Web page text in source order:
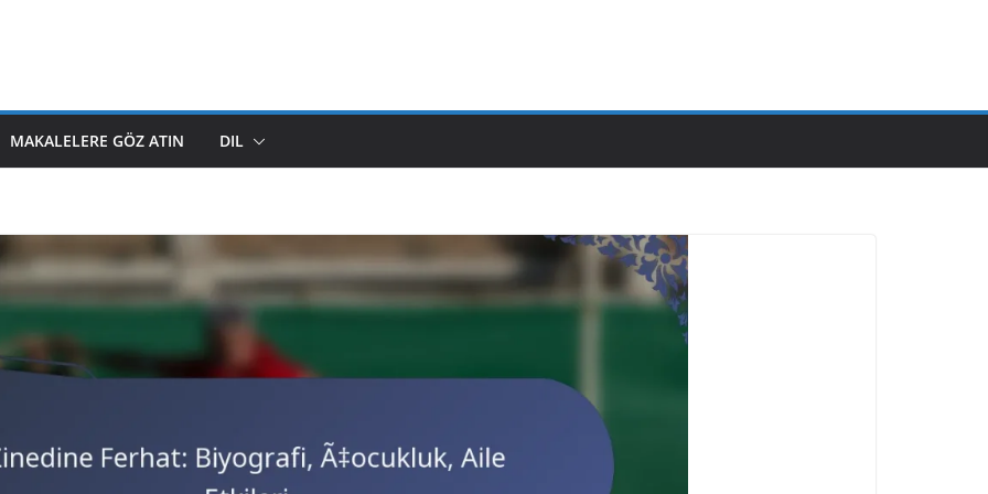
MAKALELERE GÖZ ATIN DIL